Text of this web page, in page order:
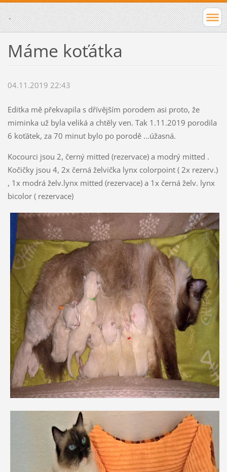
.
Máme koťátka
04.11.2019 22:43
Editka mě překvapila s dřívějším porodem asi proto, že
miminka už byla veliká a chtěly ven. Tak 1.11.2019 porodila
6 koťátek, za 70 minut bylo po porodě ...úžasná.
Kocourci jsou 2, černý mitted (rezervace) a modrý mitted .
Kočičky jsou 4, 2x černá želvička lynx colorpoint ( 2x rezerv.)
, 1x modrá želv.lynx mitted (rezervace) a 1x černá želv. lynx
bicolor ( rezervace)